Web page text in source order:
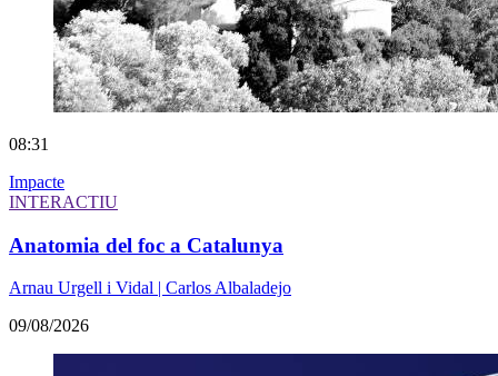
08:31
Impacte
INTERACTIU
Anatomia del foc a Catalunya
Arnau Urgell i Vidal | Carlos Albaladejo
09/08/2026